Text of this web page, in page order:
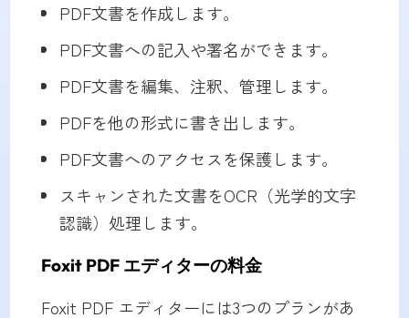
PDF文書を作成します。
PDF文書への記入や署名ができます。
PDF文書を編集、注釈、管理します。
PDFを他の形式に書き出します。
PDF文書へのアクセスを保護します。
スキャンされた文書をOCR（光学的文字
認識）処理します。
Foxit PDF エディターの料金
Foxit PDF エディターには3つのプランがあ